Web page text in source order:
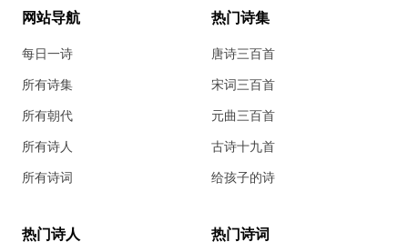
网站导航
每日一诗
所有诗集
所有朝代
所有诗人
所有诗词
热门诗集
唐诗三百首
宋词三百首
元曲三百首
古诗十九首
给孩子的诗
热门诗人 热门诗词